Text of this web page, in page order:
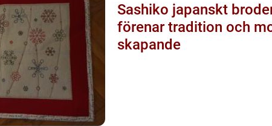
Sashiko japanskt broderi som
förenar tradition och
skapande